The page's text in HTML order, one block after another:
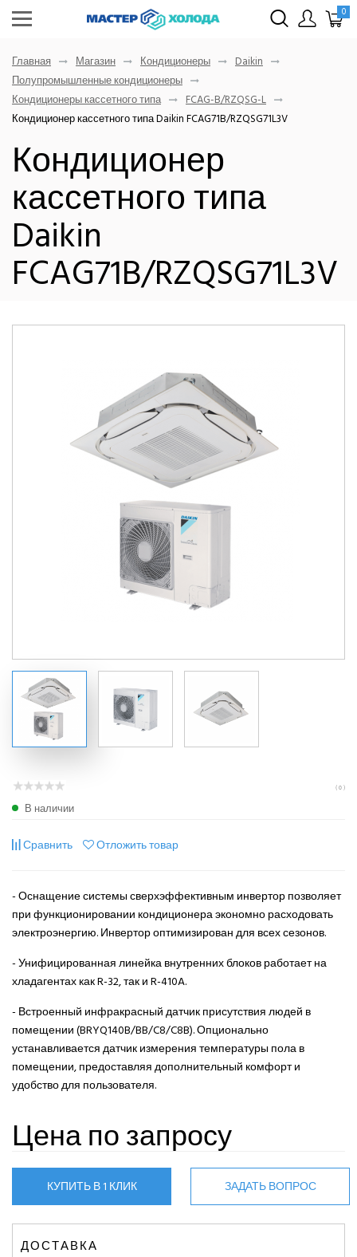
0
Главная Магазин Кондиционеры
Daikin
Полупромышленные кондиционеры
Кондиционеры кассетного типа
FCAG-B/RZQSG-L
Кондиционер кассетного типа Daikin FCAG71B/RZQSG71L3V
Кондиционер
кассетного типа
Daikin
FCAG71B/RZQSG71L3V
( 0 )
В наличии
Сравнить Отложить товар
- Оснащение системы сверхэффективным инвертор позволяет
при функционировании кондиционера экономно расходовать
электроэнергию. Инвертор оптимизирован для всех сезонов.
- Унифицированная линейка внутренних блоков работает на
хладагентах как R-32, так и R-410A.
- Встроенный инфракрасный датчик присутствия людей в
помещении (BRYQ140B/BB/C8/C8B). Опционально
устанавливается датчик измерения температуры пола в
помещении, предоставляя дополнительный комфорт и
удобство для пользователя.
Цена по запросу
КУПИТЬ В 1 КЛИК ЗАДАТЬ ВОПРОС
ДОСТАВКА